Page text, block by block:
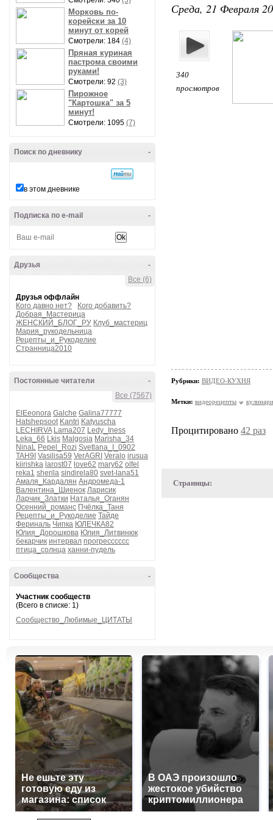
Морковь по-
корейски за 10
минут от корей
Смотрели: 184 (4)
Пряная куриная
пастрома своими
руками!
Смотрели: 92 (3)
Пирожное
"Картошка" за 5
минут!
Смотрели: 1095 (7)
-
Поиск по дневнику
в этом дневнике
-
Подписка по e-mail
-
Друзья
Все (6)
Друзья оффлайн
Кого давно нет?
Кого добавить?
Добрая_Мастерица
ЖЕНСКИЙ_БЛОГ_РУ Клуб_мастериц
Мария_рукодельница
Рецепты_и_Рукоделие
Странница2010
-
Постоянные читатели
Все (7567)
ElEeonora Galche Galina77777
Hatshepsoot Kantri Katyuscha
LECHIRVA Lama207 Ledy_Iness
Leka_66 Lkis Malgosia Marisha_34
NinaL Pepel_Rozi Svetlana_I_0902
TAH9I Vasilisa59 VerAGRI Veralo irusua
kiirishka larost07 love62 mary62 olfel
reka1 sherila sindirela80 svet-lana51
Амаля_Кардалян Андромеда-1
Валентина_Шиенок Ларисик
Ларчик_Златки Наталья_Оганян
Осенний_романс Пчёлка_Таня
Рецепты_и_Рукоделие Тайде
Фериналь Чипка ЮЛЕЧКА82
Юлия_Дорошкова Юлия_Литвинюк
бекарчик интервал прогресссссс
птица_солнца ханни-пудель
-
Сообщества
Участник сообществ
(Всего в списке: 1)
Сообщество_Любимые_ЦИТАТЫ
Среда, 21 Февраля
340
просмотров
Рубрики: ВИДЕО-КУХНЯ
Метки: видеорецепты
Процитировано 42 раз
Страницы:
Не ешьте эту
готовую еду из
магазина: список
В ОАЭ произошло
жестокое убийство
криптомиллионера